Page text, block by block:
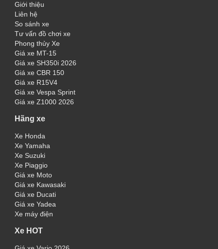
Giới thiệu
Liên hệ
So sánh xe
Tư vấn đồ chơi xe
Phong thủy Xe
Giá xe MT-15
Giá xe SH350i 2026
Giá xe CBR 150
Giá xe R15V4
Giá xe Vespa Sprint
Giá xe Z1000 2026
Hãng xe
Xe Honda
Xe Yamaha
Xe Suzuki
Xe Piaggio
Giá xe Moto
Giá xe Kawasaki
Giá xe Ducati
Giá xe Yadea
Xe máy điện
Xe HOT